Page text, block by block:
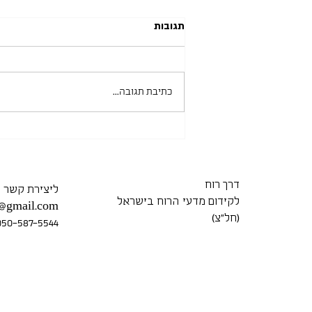
תגובות
כתיבת תגובה...
ליצירת קשר
587-5544
דרך רוח
לקידום מדעי הרוח בישראל
(חל״צ)